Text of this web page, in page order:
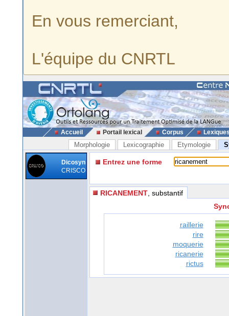
En vous remerciant,
L'équipe du CNRTL
Accueil Portail lexical Corpus
Morphologie Lexicographie Etymologie
Dicosyn
CRISCO
Entrez une forme
RICANEMENT , substantif
raillerie
rire
moquerie
ricanerie
rictus